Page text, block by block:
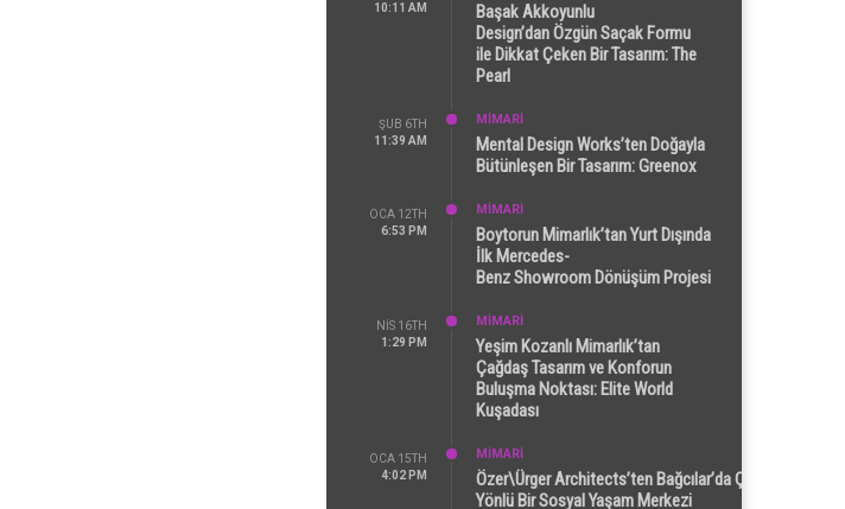
10:11 AM
Başak Akkoyunlu
Design’dan Özgün Saçak Formu
ile Dikkat Çeken Bir Tasarım: The
Pearl
ŞUB 6TH
11:39 AM
MİMARİ
Mental Design Works’ten Doğayla
Bütünleşen Bir Tasarım: Greenox
OCA 12TH
6:53 PM
MİMARİ
Boytorun Mimarlık’tan Yurt Dışında
İlk Mercedes-
Benz Showroom Dönüşüm Projesi
NIS 16TH
1:29 PM
MİMARİ
Yeşim Kozanlı Mimarlık’tan
Çağdaş Tasarım ve Konforun
Buluşma Noktası: Elite World
Kuşadası
OCA 15TH
4:02 PM
MİMARİ
Özer\Ürger Architects’ten Bağcılar’da Çok
Yönlü Bir Sosyal Yaşam Merkezi